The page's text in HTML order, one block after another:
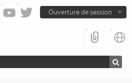
Ouverture de session